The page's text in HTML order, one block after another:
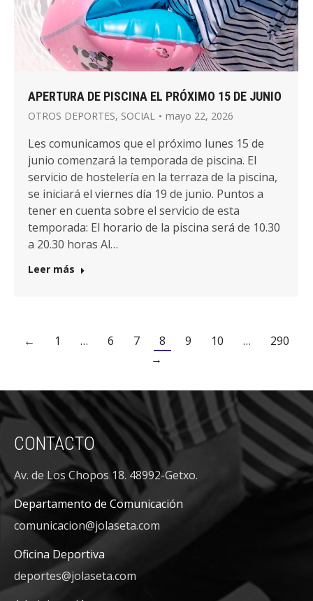
APERTURA DE PISCINA EL PRÓXIMO 15 DE JUNIO
OTROS DEPORTES, SOCIAL mayo 22, 2026
Les comunicamos que el próximo lunes 15 de
junio comenzará la temporada de piscina. El
servicio de hostelería en la terraza de la piscina,
se iniciará el viernes día 19 de junio. Puntos a
tener en cuenta sobre el servicio de esta
temporada: El horario de la piscina será de 10.30
a 20.30 horas Al…
Leer más
← 1 … 6 7 8 9 10 …
290
→
CONTACTO
Av. de Los Chopos 18. 48992-Getxo.
Departamento de Comunicación
comunicacion@jolaseta.com
Oficina Deportiva
deportes@jolaseta.com